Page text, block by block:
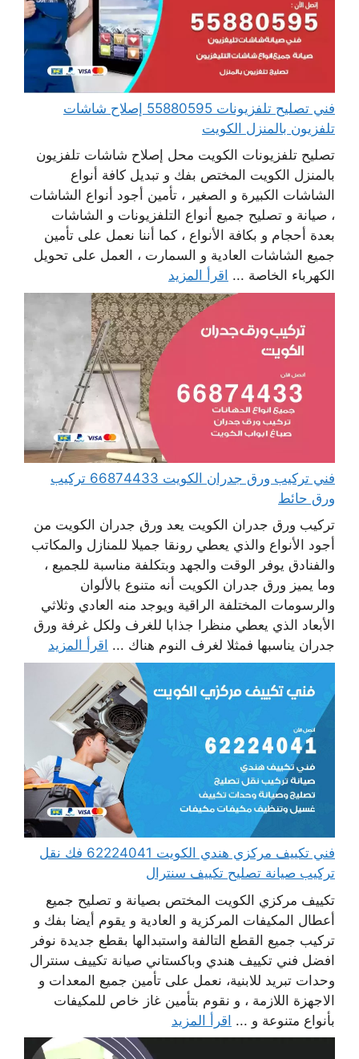
فني تصليح تلفزيونات 55880595 إصلاح شاشات
تلفزيون بالمنزل الكويت
تصليح تلفزيونات الكويت محل إصلاح شاشات تلفزيون
بالمنزل الكويت المختص بفك و تبديل كافة أنواع
الشاشات الكبيرة و الصغير ، تأمين أجود أنواع الشاشات
، صيانة و تصليح جميع أنواع التلفزيونات و الشاشات
بعدة أحجام و بكافة الأنواع ، كما أننا نعمل على تأمين
جميع الشاشات العادية و السمارت ، العمل على تحويل
الكهرباء الخاصة ... اقرأ المزيد
فني تركيب ورق جدران الكويت 66874433 تركيب
ورق حائط
تركيب ورق جدران الكويت يعد ورق جدران الكويت من
أجود الأنواع والذي يعطي رونقا جميلا للمنازل والمكاتب
والفنادق يوفر الوقت والجهد وبتكلفة مناسبة للجميع ،
وما يميز ورق جدران الكويت أنه متنوع بالألوان
والرسومات المختلفة الراقية ويوجد منه العادي وثلاثي
الأبعاد الذي يعطي منظرا جذابا للغرف ولكل غرفة ورق
جدران يناسبها فمثلا لغرف النوم هناك ... اقرأ المزيد
فني تكييف مركزي هندي الكويت 62224041 فك نقل
تركيب صيانة تصليح تكييف سنترال
تكييف مركزي الكويت المختص بصيانة و تصليح جميع
أعطال المكيفات المركزية و العادية و يقوم أيضا بفك و
تركيب جميع القطع التالفة واستبدالها بقطع جديدة نوفر
افضل فني تكييف هندي وباكستاني صيانة تكييف سنترال
وحدات تبريد للابنية، نعمل على تأمين جميع المعدات و
الاجهزة اللازمة ، و نقوم بتأمين غاز خاص للمكيفات
بأنواع متنوعة و ... اقرأ المزيد